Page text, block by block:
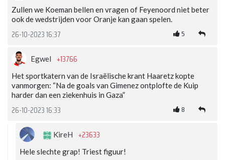
Zullen we Koeman bellen en vragen of Feyenoord niet beter
ook de wedstrijden voor Oranje kan gaan spelen.
26-10-2023 16:37 5
Egwel +13766
Het sportkatern van de Israëlische krant Haaretz kopte
vanmorgen: “Na de goals van Gimenez ontplofte de Kuip
harder dan een ziekenhuis in Gaza”
26-10-2023 16:33 8
KireH +23633
Hele slechte grap! Triest figuur!